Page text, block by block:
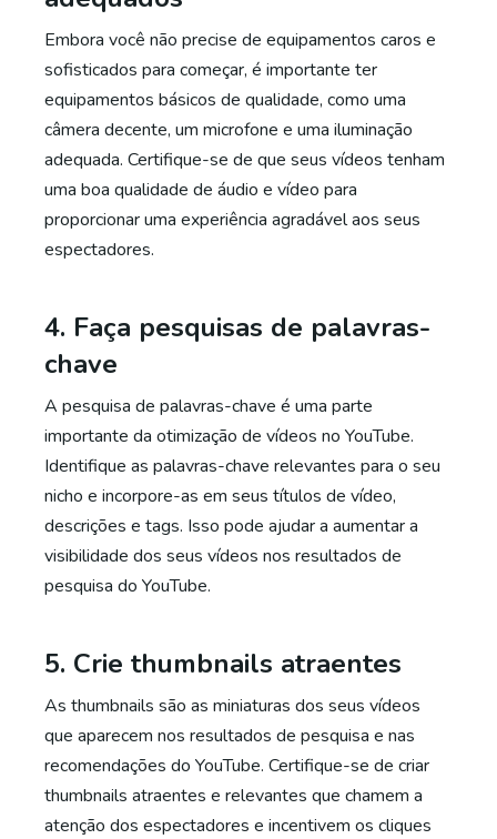
Embora você não precise de equipamentos caros e
sofisticados para começar, é importante ter
equipamentos básicos de qualidade, como uma
câmera decente, um microfone e uma iluminação
adequada. Certifique-se de que seus vídeos tenham
uma boa qualidade de áudio e vídeo para
proporcionar uma experiência agradável aos seus
espectadores.
4. Faça pesquisas de palavras-
chave
A pesquisa de palavras-chave é uma parte
importante da otimização de vídeos no YouTube.
Identifique as palavras-chave relevantes para o seu
nicho e incorpore-as em seus títulos de vídeo,
descrições e tags. Isso pode ajudar a aumentar a
visibilidade dos seus vídeos nos resultados de
pesquisa do YouTube.
5. Crie thumbnails atraentes
As thumbnails são as miniaturas dos seus vídeos
que aparecem nos resultados de pesquisa e nas
recomendações do YouTube. Certifique-se de criar
thumbnails atraentes e relevantes que chamem a
atenção dos espectadores e incentivem os cliques